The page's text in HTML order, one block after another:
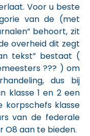
Voor u beste
van de (met
behoort, zit
overheid dit zegt
tekst” bestaat (
??? ) om
dus bij
klasse 1 en 2 een
korpschefs klasse
van de federale
O8 aan te bieden.